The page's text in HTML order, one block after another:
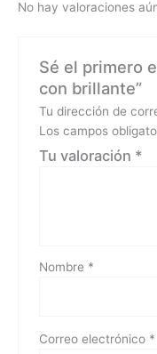
No hay valoraciones
Sé el primero
con brillante”
Tu dirección de
Los campos
Tu valoración *
Nombre *
Correo electrónico *